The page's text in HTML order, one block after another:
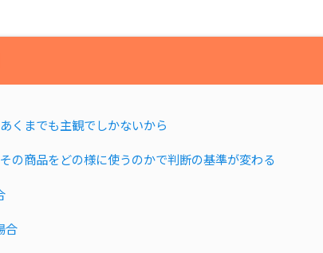
くまでも主観でしかないから
の商品をどの様に使うのかで判断の基準が変わる
合